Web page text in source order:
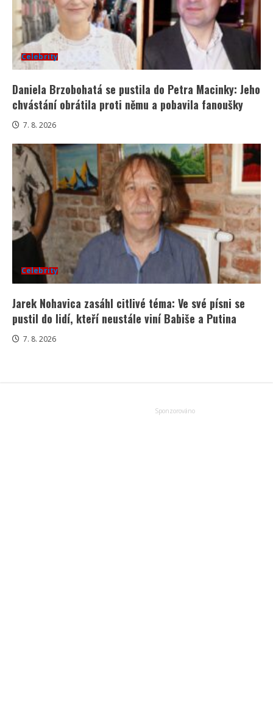
Celebrity
Daniela Brzobohatá se pustila do Petra Macinky: Jeho
chvástání obrátila proti němu a pobavila fanoušky
7. 8. 2026
Celebrity
Jarek Nohavica zasáhl citlivé téma: Ve své písni se
pustil do lidí, kteří neustále viní Babiše a Putina
7. 8. 2026